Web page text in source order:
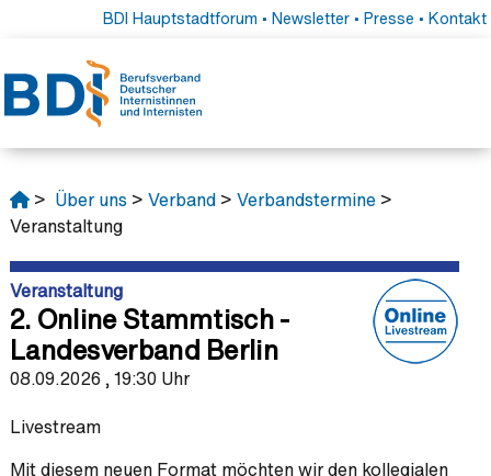
BDI Hauptstadtforum • Newsletter• Presse • Kontakt
> Über uns> Verband> Verbandstermine>
Veranstaltung
Veranstaltung
2. Online Stammtisch -
Landesverband Berlin
08.09.2026 , 19:30 Uhr
Livestream
Mit diesem neuen Format möchten wir den kollegialen